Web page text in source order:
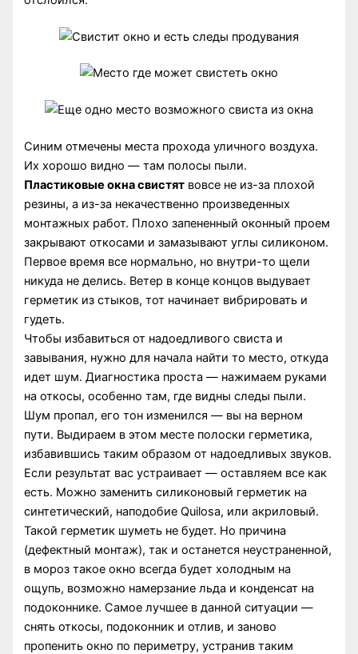
Синим отмечены места прохода уличного воздуха.
Их хорошо видно — там полосы пыли.
Пластиковые окна свистят вовсе не из-за плохой
резины, а из-за некачественно произведенных
монтажных работ. Плохо запененный оконный проем
закрывают откосами и замазывают углы силиконом.
Первое время все нормально, но внутри-то щели
никуда не делись. Ветер в конце концов выдувает
герметик из стыков, тот начинает вибрировать и
гудеть.
Чтобы избавиться от надоедливого свиста и
завывания, нужно для начала найти то место, откуда
идет шум. Диагностика проста — нажимаем руками
на откосы, особенно там, где видны следы пыли.
Шум пропал, его тон изменился — вы на верном
пути. Выдираем в этом месте полоски герметика,
избавившись таким образом от надоедливых звуков.
Если результат вас устраивает — оставляем все как
есть. Можно заменить силиконовый герметик на
синтетический, наподобие Quilosa, или акриловый.
Такой герметик шуметь не будет. Но причина
(дефектный монтаж), так и останется неустраненной,
в мороз такое окно всегда будет холодным на
ощупь, возможно намерзание льда и конденсат на
подоконнике. Самое лучшее в данной ситуации —
снять откосы, подоконник и отлив, и заново
пропенить окно по периметру, устранив таким